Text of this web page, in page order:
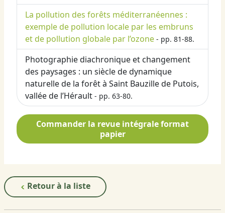
La pollution des forêts méditerranéennes :
exemple de pollution locale par les embruns
et de pollution globale par l’ozone - pp. 81-88.
Photographie diachronique et changement
des paysages : un siècle de dynamique
naturelle de la forêt à Saint Bauzille de Putois,
vallée de l’Hérault - pp. 63-80.
Commander la revue intégrale format
papier
Retour à la liste